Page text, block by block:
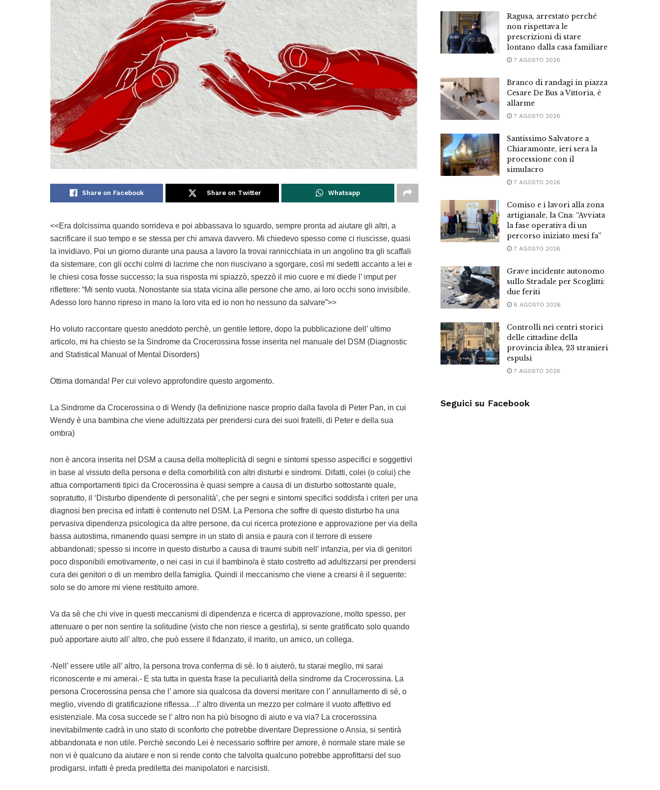
Share on Facebook Share on Twitter Whatsapp
<<Era dolcissima quando sorrideva e poi abbassava lo sguardo, sempre pronta ad aiutare gli altri, a
sacrificare il suo tempo e se stessa per chi amava davvero. Mi chiedevo spesso come ci riuscisse, quasi
la invidiavo. Poi un giorno durante una pausa a lavoro la trovai rannicchiata in un angolino tra gli scaffali
da sistemare, con gli occhi colmi di lacrime che non riuscivano a sgorgare, così mi sedetti accanto a lei e
le chiesi cosa fosse successo; la sua risposta mi spiazzò, spezzò il mio cuore e mi diede l’ imput per
riflettere: “Mi sento vuota. Nonostante sia stata vicina alle persone che amo, ai loro occhi sono invisibile.
Adesso loro hanno ripreso in mano la loro vita ed io non ho nessuno da salvare”>>
Ho voluto raccontare questo aneddoto perchè, un gentile lettore, dopo la pubblicazione dell’ ultimo
articolo, mi ha chiesto se la Sindrome da Crocerossina fosse inserita nel manuale del DSM (Diagnostic
and Statistical Manual of Mental Disorders)
Ottima domanda! Per cui volevo approfondire questo argomento.
La Sindrome da Crocerossina o di Wendy (la definizione nasce proprio dalla favola di Peter Pan, in cui
Wendy è una bambina che viene adultizzata per prendersi cura dei suoi fratelli, di Peter e della sua
ombra)
non è ancora inserita nel DSM a causa della molteplicità di segni e sintomi spesso aspecifici e soggettivi
in base al vissuto della persona e della comorbilità con altri disturbi e sindromi. Difatti, colei (o colui) che
attua comportamenti tipici da Crocerossina è quasi sempre a causa di un disturbo sottostante quale,
sopratutto, il ‘Disturbo dipendente di personalità’, che per segni e sintomi specifici soddisfa i criteri per una
diagnosi ben precisa ed infatti è contenuto nel DSM. La Persona che soffre di questo disturbo ha una
pervasiva dipendenza psicologica da altre persone, da cui ricerca protezione e approvazione per via della
bassa autostima, rimanendo quasi sempre in un stato di ansia e paura con il terrore di essere
abbandonati; spesso si incorre in questo disturbo a causa di traumi subiti nell’ infanzia, per via di genitori
poco disponibili emotivamente, o nei casi in cui il bambino/a è stato costretto ad adultizzarsi per prendersi
cura dei genitori o di un membro della famiglia. Quindi il meccanismo che viene a crearsi è il seguente:
solo se do amore mi viene restituito amore.
Va da sè che chi vive in questi meccanismi di dipendenza e ricerca di approvazione, molto spesso, per
attenuare o per non sentire la solitudine (visto che non riesce a gestirla), si sente gratificato solo quando
può apportare aiuto all’ altro, che può essere il fidanzato, il marito, un amico, un collega.
-Nell’ essere utile all’ altro, la persona trova conferma di sè. Io ti aiuterò, tu starai meglio, mi sarai
riconoscente e mi amerai.- E sta tutta in questa frase la peculiarità della sindrome da Crocerossina. La
persona Crocerossina pensa che l’ amore sia qualcosa da doversi meritare con l’ annullamento di sè, o
meglio, vivendo di gratificazione riflessa…l’ altro diventa un mezzo per colmare il vuoto affettivo ed
esistenziale. Ma cosa succede se l’ altro non ha più bisogno di aiuto e va via? La crocerossina
inevitabilmente cadrà in uno stato di sconforto che potrebbe diventare Depressione o Ansia, si sentirà
abbandonata e non utile. Perchè secondo Lei è necessario soffrire per amore, è normale stare male se
non vi è qualcuno da aiutare e non si rende conto che talvolta qualcuno potrebbe approfittarsi del suo
prodigarsi, infatti è preda prediletta dei manipolatori e narcisisti.
Ragusa, arrestato perché
non rispettava le
prescrizioni di stare
lontano dalla casa familiare
7 AGOSTO 2026
Branco di randagi in piazza
Cesare De Bus a Vittoria, è
allarme
7 AGOSTO 2026
Santissimo Salvatore a
Chiaramonte, ieri sera la
processione con il
simulacro
7 AGOSTO 2026
Comiso e i lavori alla zona
artigianale, la Cna: “Avviata
la fase operativa di un
percorso iniziato mesi fa”
7 AGOSTO 2026
Grave incidente autonomo
sullo Stradale per Scoglitti:
due feriti
6 AGOSTO 2026
Controlli nei centri storici
delle cittadine della
provincia iblea, 23 stranieri
espulsi
7 AGOSTO 2026
Seguici su Facebook